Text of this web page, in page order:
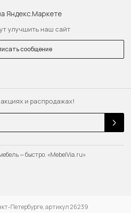
Петербурге, артикул 26239
и распродажах!
улучшить наш сайт
сообщение
— быстро. «MebelVia.ru»